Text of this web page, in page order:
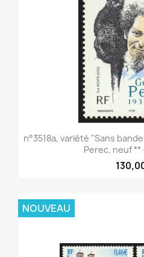
n°3518a, variété "Sans
Perec, neuf **
NOUVEAU